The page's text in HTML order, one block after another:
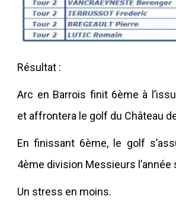
Résultat :
Arc en Barrois finit 6ème à
et affrontera le golf du Château
En finissant 6ème, le golf
4ème division Messieurs l’année
Un stress en moins.